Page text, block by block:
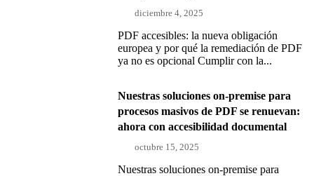
diciembre 4, 2025
PDF accesibles: la nueva obligación
europea y por qué la remediación de PDF
ya no es opcional Cumplir con la...
Nuestras soluciones on-premise para
procesos masivos de PDF se renuevan:
ahora con accesibilidad documental
octubre 15, 2025
Nuestras soluciones on-premise para